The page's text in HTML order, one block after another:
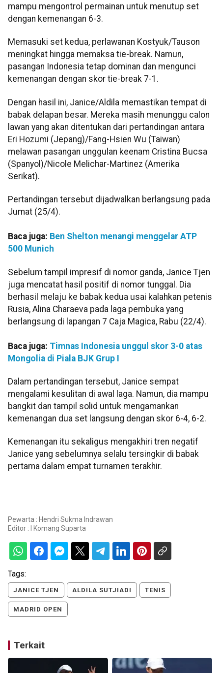
mampu mengontrol permainan untuk menutup set
dengan kemenangan 6-3.
Memasuki set kedua, perlawanan Kostyuk/Tauson
meningkat hingga memaksa tie-break. Namun,
pasangan Indonesia tetap dominan dan mengunci
kemenangan dengan skor tie-break 7-1.
Dengan hasil ini, Janice/Aldila memastikan tempat di
babak delapan besar. Mereka masih menunggu calon
lawan yang akan ditentukan dari pertandingan antara
Eri Hozumi (Jepang)/Fang-Hsien Wu (Taiwan)
melawan pasangan unggulan keenam Cristina Bucsa
(Spanyol)/Nicole Melichar-Martinez (Amerika
Serikat).
Pertandingan tersebut dijadwalkan berlangsung pada
Jumat (25/4).
Baca juga: Ben Shelton menangi menggelar ATP
500 Munich
Sebelum tampil impresif di nomor ganda, Janice Tjen
juga mencatat hasil positif di nomor tunggal. Dia
berhasil melaju ke babak kedua usai kalahkan petenis
Rusia, Alina Charaeva pada laga pembuka yang
berlangsung di lapangan 7 Caja Magica, Rabu (22/4).
Baca juga: Timnas Indonesia unggul skor 3-0 atas
Mongolia di Piala BJK Grup I
Dalam pertandingan tersebut, Janice sempat
mengalami kesulitan di awal laga. Namun, dia mampu
bangkit dan tampil solid untuk mengamankan
kemenangan dua set langsung dengan skor 6-4, 6-2.
Kemenangan itu sekaligus mengakhiri tren negatif
Janice yang sebelumnya selalu tersingkir di babak
pertama dalam empat turnamen terakhir.
Pewarta : Hendri Sukma Indrawan
Editor :
I Komang Suparta
Tags:
JANICE TJEN ALDILA SUTJIADI TENIS
MADRID OPEN
Terkait